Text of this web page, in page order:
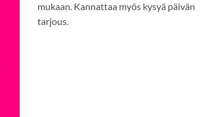
mukaan. Kannattaa myös kysyä päivän
tarjous.